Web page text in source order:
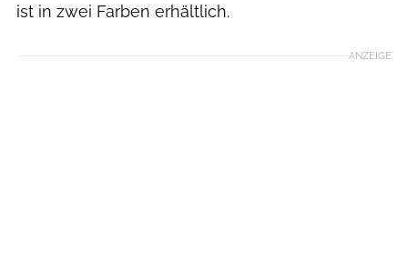
ist in zwei Farben erhältlich.
ANZEIGE